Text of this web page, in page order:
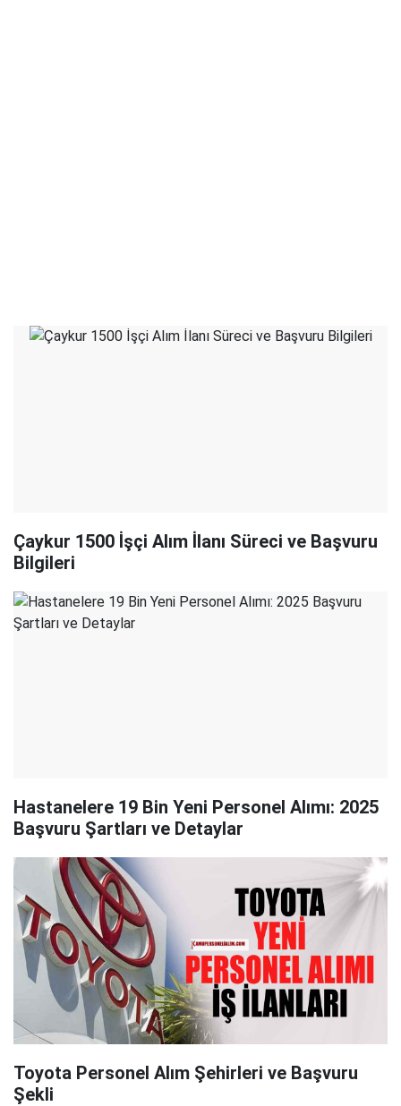
Çaykur 1500 İşçi Alım İlanı Süreci ve Başvuru
Bilgileri
Hastanelere 19 Bin Yeni Personel Alımı: 2025
Başvuru Şartları ve Detaylar
Toyota Personel Alım Şehirleri ve Başvuru
Şekli